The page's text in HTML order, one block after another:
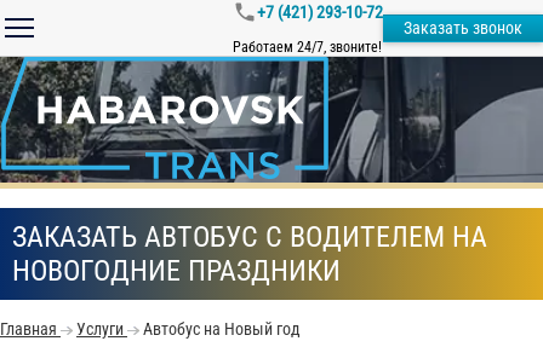
+7 (421) 293-10-72
Работаем 24/7, звоните!
Заказать звонок
ЗАКАЗАТЬ АВТОБУС С ВОДИТЕЛЕМ НА
НОВОГОДНИЕ ПРАЗДНИКИ
Главная Услуги Автобус на Новый год